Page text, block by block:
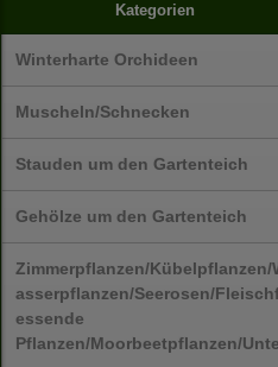
Kategorien
Winterharte Orchideen
Muscheln/Schnecken
Stauden um den Gartenteich
Gehölze um den Gartenteich
Zimmerpflanzen/Kübelpflanzen/
asserpflanzen/Seerosen/
essende
Pflanzen/Moorbeetpflanzen/Unte